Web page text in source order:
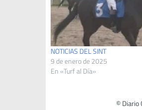
NOTICIAS DEL SINT
9 de enero de 2025
En «Turf al Día»